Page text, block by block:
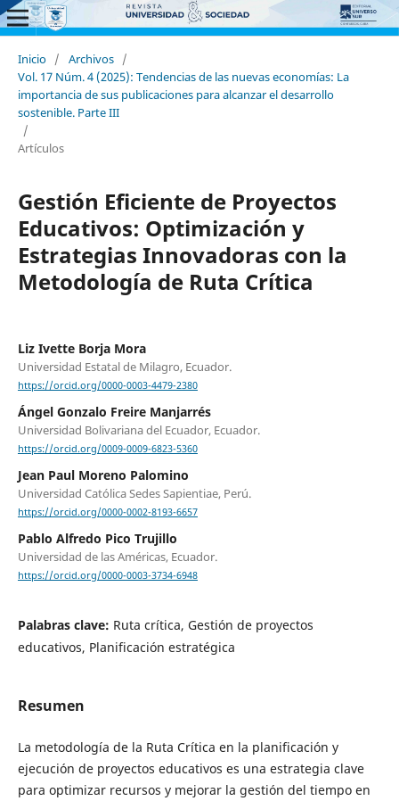
Inicio / Archivos /
Vol. 17 Núm. 4 (2025): Tendencias de las nuevas economías: La
importancia de sus publicaciones para alcanzar el desarrollo
sostenible. Parte III
/
Artículos
Gestión Eficiente de Proyectos
Educativos: Optimización y
Estrategias Innovadoras con la
Metodología de Ruta Crítica
Liz Ivette Borja Mora
Universidad Estatal de Milagro, Ecuador.
https://orcid.org/0000-0003-4479-2380
Ángel Gonzalo Freire Manjarrés
Universidad Bolivariana del Ecuador, Ecuador.
https://orcid.org/0009-0009-6823-5360
Jean Paul Moreno Palomino
Universidad Católica Sedes Sapientiae, Perú.
https://orcid.org/0000-0002-8193-6657
Pablo Alfredo Pico Trujillo
Universidad de las Américas, Ecuador.
https://orcid.org/0000-0003-3734-6948
Palabras clave: Ruta crítica, Gestión de proyectos
educativos, Planificación estratégica
Resumen
La metodología de la Ruta Crítica en la planificación y
ejecución de proyectos educativos es una estrategia clave
para optimizar recursos y mejorar la gestión del tiempo en